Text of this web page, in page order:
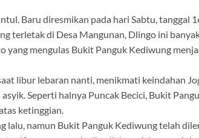
Baru diresmikan pada hari Sabtu, tanggal
terletak di Desa Mangunan, Dlingo ini
yang mengulas Bukit Panguk Kediwung
libur lebaran nanti, menikmati keindahan
Seperti halnya Puncak Becici, Bukit
ketinggian.
lalu, namun Bukit Panguk Kediwung telah